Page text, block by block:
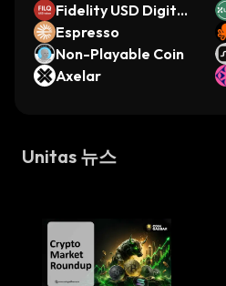
Fidelity USD Digital
Liquidity Fund-Acc
Espresso
Non-Playable Coin
Axelar
Unitas 뉴스